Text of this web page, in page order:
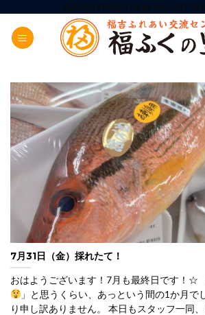
content
ADD ANYTHING HERE OR JUST
7月31日（金）採れたて！
おはようございます！7月も最終日です！☆
」と思うくらい、あっという間の1か月で
り申し訳ありません。 本日もスタッフ一同